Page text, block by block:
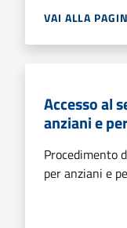
VAI ALLA
Accesso al
anziani e
Procedimento
per anziani e